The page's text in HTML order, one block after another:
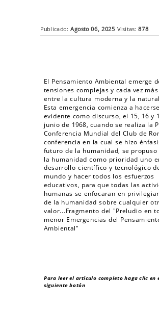
Publicado: Agosto 06, 2025 Visitas: 878
El Pensamiento Ambiental emerge
tensiones complejas y cada vez
entre la cultura moderna y la
Esta emergencia comienza a hacerse
evidente como discurso, el 15, 16 y
junio de 1968, cuando se realiza la
Conferencia Mundial del Club de
conferencia en la cual se hizo
futuro de la humanidad, se propuso
la humanidad como prioridad uno
desarrollo científico y tecnológico
mundo y hacer todos los esfuerzos
educativos, para que todas las
humanas se enfocaran en
de la humanidad sobre cualquier
valor...Fragmento del "Preludio en
menor Emergencias del
Ambiental"
Para leer el artículo completo haga clic en
siguiente botón